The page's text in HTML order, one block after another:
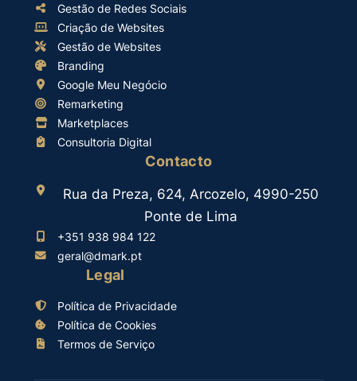
Gestão de Redes Sociais
Criação de Websites
Gestão de Websites
Branding
Google Meu Negócio
Remarketing
Marketplaces
Consultoria Digital
Contacto
Rua da Preza, 624, Arcozelo, 4990-250
Ponte de Lima
+351 938 984 122
geral@dmark.pt
Legal
Política de Privacidade
Política de Cookies
Termos de Serviço